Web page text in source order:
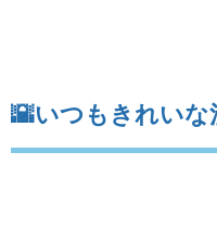
🌇いつもきれいな